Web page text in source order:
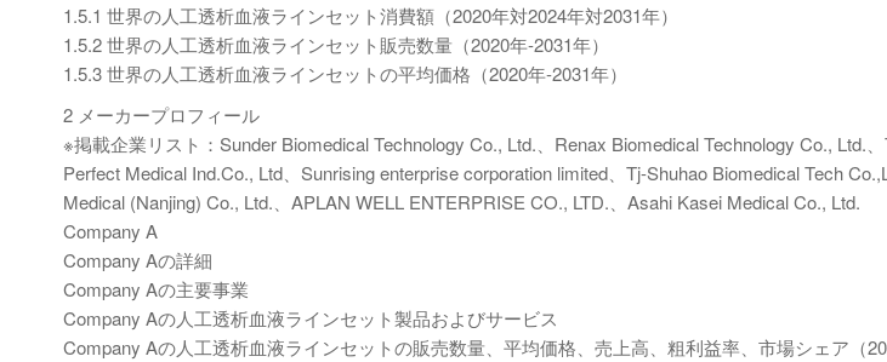
1.5.1 世界の人工透析血液ラインセット消費額（2020年対2024年対2031年）
1.5.2 世界の人工透析血液ラインセット販売数量（2020年-2031年）
1.5.3 世界の人工透析血液ラインセットの平均価格（2020年-2031年）
2 メーカープロフィール
※掲載企業リスト：Sunder Biomedical Technology Co., Ltd.、Renax Biomedical Technology Co., Ltd.、
Perfect Medical Ind.Co., Ltd、Sunrising enterprise corporation limited、Tj-Shuhao Biomedical Tech
Medical (Nanjing) Co., Ltd.、APLAN WELL ENTERPRISE CO., LTD.、Asahi Kasei Medical Co., Ltd.
Company A
Company Aの詳細
Company Aの主要事業
Company Aの人工透析血液ラインセット製品およびサービス
Company Aの人工透析血液ラインセットの販売数量、平均価格、売上高、粗利益率、市場シェア（